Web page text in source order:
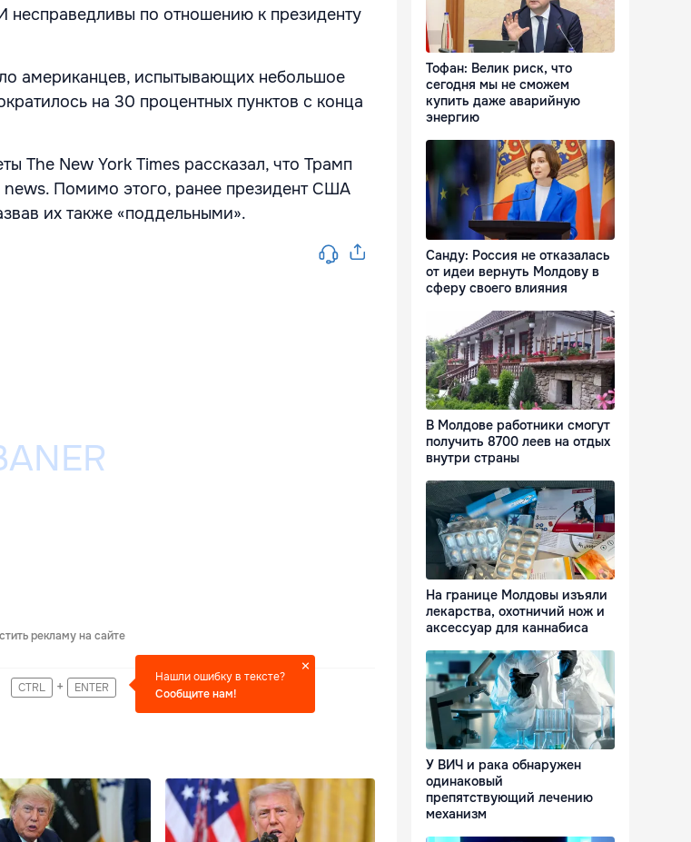
по отношению к президенту
американцев, испытывающих небольшое
на 30 процентных пунктов с конца
The New York Times рассказал, что Трамп
news. Помимо этого, ранее президент США
их также «поддельными».
рекламу на сайте
CTRL + ENTER
Нашли ошибку в тексте?
Сообщите нам!
Тофан: Велик риск, что
сегодня мы не сможем
купить даже аварийную
энергию
Санду: Россия не отказалась
от идеи вернуть Молдову в
сферу своего влияния
В Молдове работники смогут
получить 8700 леев на отдых
внутри страны
На границе Молдовы изъяли
лекарства, охотничий нож и
аксессуар для каннабиса
У ВИЧ и рака обнаружен
одинаковый
препятствующий лечению
механизм